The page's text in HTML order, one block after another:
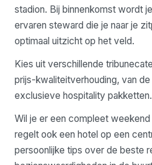
stadion. Bij binnenkomst wordt
ervaren steward die je naar je
optimaal uitzicht op het veld.
Kies uit verschillende
prijs-kwaliteitverhouding, van
exclusieve hospitality pakketten.
Wil je er een compleet
regelt ook een hotel op een
persoonlijke tips over de beste